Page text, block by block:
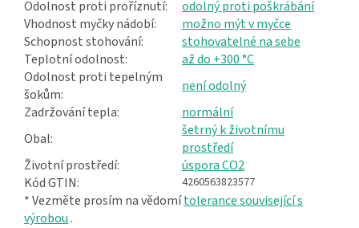
Odolnost proti proříznutí:
odolný proti poškrábání
Vhodnost myčky nádobí:
možno mýt v myčce
Schopnost stohování:
stohovatelné na sebe
Teplotní odolnost:
až do +300 °C
Odolnost proti tepelným
šokům:
není odolný
Zadržování tepla:
normální
Obal:
šetrný k životnímu
prostředí
Životní prostředí:
úspora CO2
Kód GTIN:
4260563823577
* Vezměte prosím na vědomítolerance související s
výrobou .